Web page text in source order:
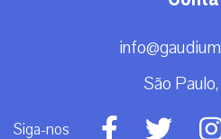
São
Siga-nos